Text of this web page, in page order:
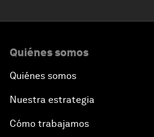
Quiénes somos
Quiénes somos
Nuestra estrategia
Cómo trabajamos